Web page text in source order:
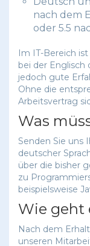
nach dem
oder 5.5
Im IT-Bereich
bei der Englisch
jedoch gute
Ohne die
Arbeitsvertrag
Was
Senden Sie uns
deutscher
über die bisher
zu
beispielsweise
Wie geht
Nach dem
unseren